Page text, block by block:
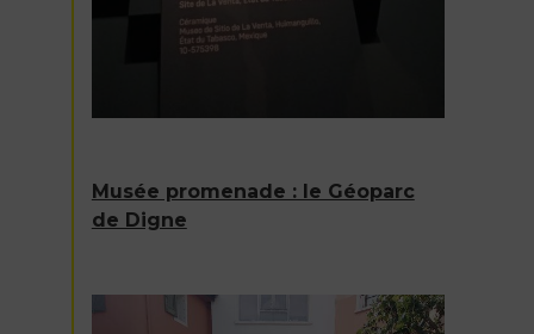
Musée promenade : le Géoparc
de Digne